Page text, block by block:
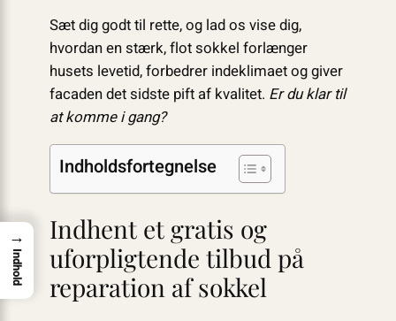
Sæt dig godt til rette, og lad os vise dig,
hvordan en stærk, flot sokkel forlænger
husets levetid, forbedrer indeklimaet og giver
facaden det sidste pift af kvalitet. Er du klar til
at komme i gang?
Indholdsfortegnelse
Indhent et gratis og
uforpligtende tilbud på
reparation af sokkel
→
Indhold